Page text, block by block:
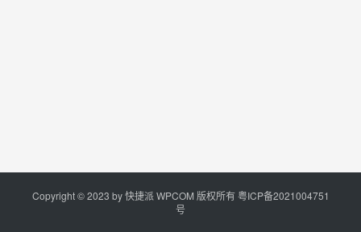
Copyright © 2023 by快捷派WPCOM 版权所有粤ICP备2021004751
号